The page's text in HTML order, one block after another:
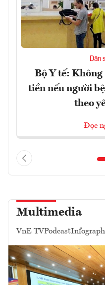
Dân
Bộ Y tế:
tiền nếu người
theo
Đọc
Multimedia
VnE TVPodcast